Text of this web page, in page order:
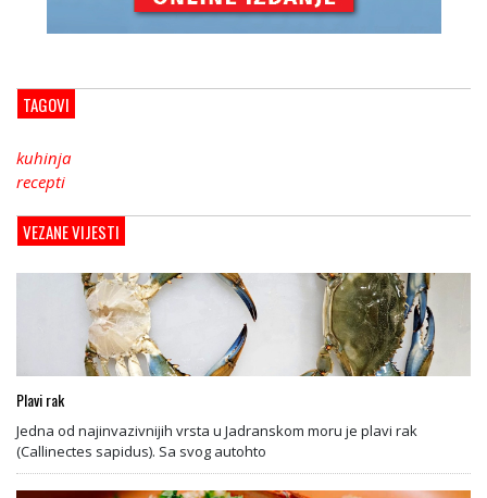
TAGOVI
kuhinja
recepti
VEZANE VIJESTI
Plavi rak
Jedna od najinvazivnijih vrsta u Jadranskom moru je plavi rak
(Callinectes sapidus). Sa svog autohto